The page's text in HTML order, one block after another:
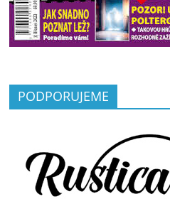
PODPORUJEME